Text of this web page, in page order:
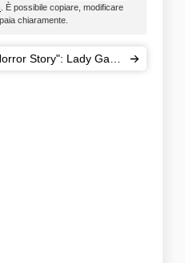
. È possibile copiare, modificare
chiaramente.
Story": Lady Gaga